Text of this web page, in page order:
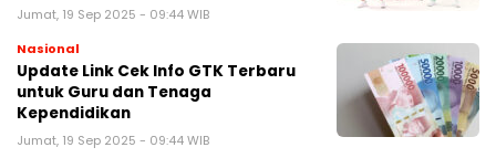
Jumat, 19 Sep 2025 - 09:44 WIB
Nasional
Update Link Cek Info GTK Terbaru
untuk Guru dan Tenaga
Kependidikan
Jumat, 19 Sep 2025 - 09:44 WIB